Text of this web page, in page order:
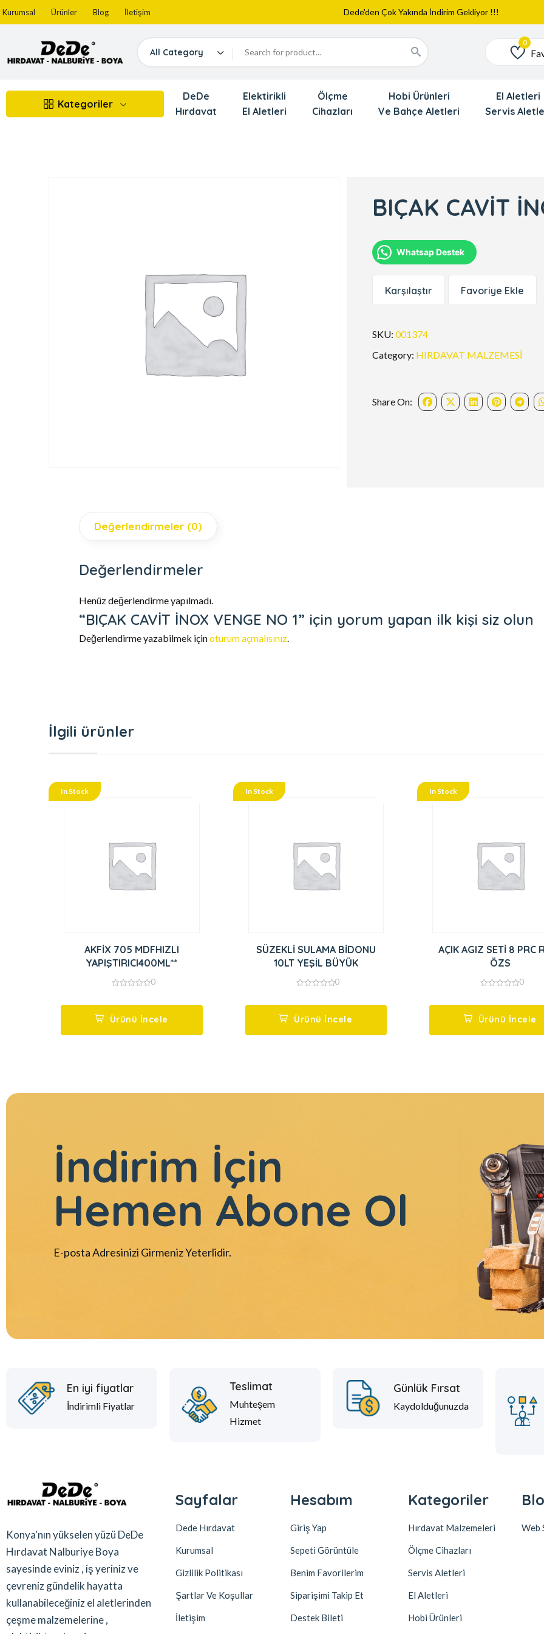
Kurumsal Ürünler Blog İletişim
Web Sitemiz Yayında
Yeni Eklenen Ürünlerimizi İnceledinizmi ?
All Category Favoriler
Kategoriler
DeDe
Hırdavat
Elektirikli
El Aletleri
Ölçme
Cihazları
Hobi Ürünleri
Ve Bahçe Aletleri
El Aletleri
Servis
BIÇAK CAVİT
Whatsap Destek
Karşılaştır Favoriye Ekle
SKU:001374
Category: HIRDAVAT MALZEMESİ
Share On:
Değerlendirmeler (0)
Değerlendirmeler
Henüz değerlendirme yapılmadı.
“BIÇAK CAVİT İNOX VENGE NO 1” için yorum yapan ilk kişi siz olun
Değerlendirme yazabilmek içinoturum açmalısınız.
İlgili ürünler
In Stock
AKFİX 705 MDFHIZLI
YAPIŞTIRICI400ML**
5
0
Ürünü İncele
In Stock
SÜZEKLİ SULAMA BİDONU
10LT YEŞİL BÜYÜK
5
0
Ürünü İncele
In Stock
AÇIK AGIZ SETİ 8 PRC
ÖZS
5
0
Ürünü İncele
İndirim İçin
Hemen Abone Ol
E-posta Adresinizi Girmeniz Yeterlidir.
En iyi fiyatlar
İndirimli Fiyatlar
Teslimat
Muhteşem
Hizmet
Günlük Fırsat
Kaydolduğunuzda
Konya'nın yükselen yüzü DeDe
Hırdavat Nalburiye Boya
sayesinde eviniz , iş yeriniz ve
çevreniz gündelik hayatta
kullanabileceğiniz el aletlerinden
çeşme malzemelerine ,
Sayfalar
Dede Hırdavat
Kurumsal
Gizlilik Politikası
Şartlar Ve Koşullar
İletişim
Hesabım
Giriş Yap
Sepeti Görüntüle
Benim Favorilerim
Siparişimi Takip Et
Destek Bileti
Kategoriler
Hırdavat Malzemeleri
Ölçme Cihazları
Servis Aletleri
El Aletleri
Hobi Ürünleri
Web